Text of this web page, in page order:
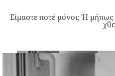
Είμαστε ποτέ μόνοι; Ή